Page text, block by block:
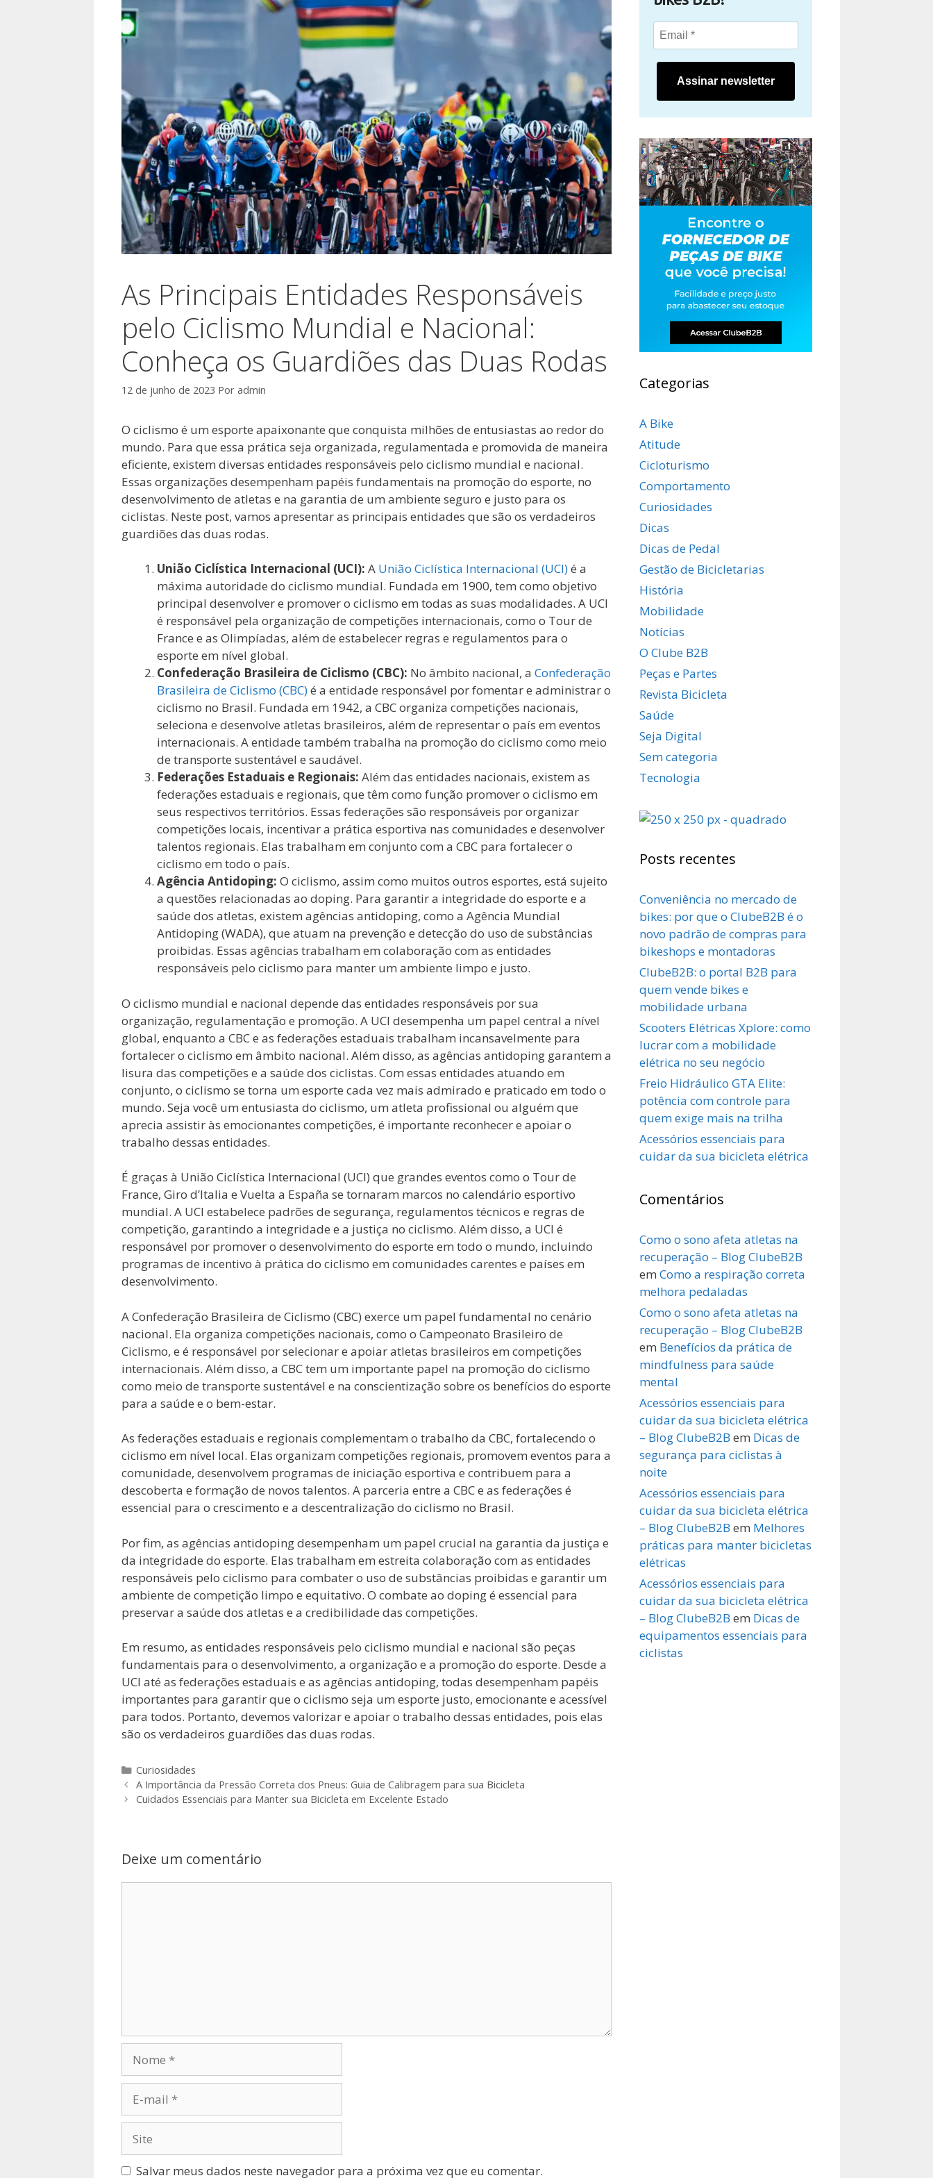
As Principais Entidades Responsáveis
pelo Ciclismo Mundial e Nacional:
Conheça os Guardiões das Duas Rodas
12 de junho de 2023 Por admin
O ciclismo é um esporte apaixonante que conquista milhões de entusiastas ao redor do
mundo. Para que essa prática seja organizada, regulamentada e promovida de maneira
eficiente, existem diversas entidades responsáveis pelo ciclismo mundial e nacional.
Essas organizações desempenham papéis fundamentais na promoção do esporte, no
desenvolvimento de atletas e na garantia de um ambiente seguro e justo para os
ciclistas. Neste post, vamos apresentar as principais entidades que são os verdadeiros
guardiões das duas rodas.
União Ciclística Internacional (UCI): AUnião Ciclística Internacional (UCI)é a
máxima autoridade do ciclismo mundial. Fundada em 1900, tem como objetivo
principal desenvolver e promover o ciclismo em todas as suas modalidades. A UCI
é responsável pela organização de competições internacionais, como o Tour de
France e as Olimpíadas, além de estabelecer regras e regulamentos para o
esporte em nível global.
Confederação Brasileira de Ciclismo (CBC): No âmbito nacional, a Confederação
Brasileira de Ciclismo (CBC)é a entidade responsável por fomentar e administrar o
ciclismo no Brasil. Fundada em 1942, a CBC organiza competições nacionais,
seleciona e desenvolve atletas brasileiros, além de representar o país em eventos
internacionais. A entidade também trabalha na promoção do ciclismo como meio
de transporte sustentável e saudável.
Federações Estaduais e Regionais: Além das entidades nacionais, existem as
federações estaduais e regionais, que têm como função promover o ciclismo em
seus respectivos territórios. Essas federações são responsáveis por organizar
competições locais, incentivar a prática esportiva nas comunidades e desenvolver
talentos regionais. Elas trabalham em conjunto com a CBC para fortalecer o
ciclismo em todo o país.
Agência Antidoping: O ciclismo, assim como muitos outros esportes, está sujeito
a questões relacionadas ao doping. Para garantir a integridade do esporte e a
saúde dos atletas, existem agências antidoping, como a Agência Mundial
Antidoping (WADA), que atuam na prevenção e detecção do uso de substâncias
proibidas. Essas agências trabalham em colaboração com as entidades
responsáveis pelo ciclismo para manter um ambiente limpo e justo.
O ciclismo mundial e nacional depende das entidades responsáveis por sua
organização, regulamentação e promoção. A UCI desempenha um papel central a nível
global, enquanto a CBC e as federações estaduais trabalham incansavelmente para
fortalecer o ciclismo em âmbito nacional. Além disso, as agências antidoping garantem a
lisura das competições e a saúde dos ciclistas. Com essas entidades atuando em
conjunto, o ciclismo se torna um esporte cada vez mais admirado e praticado em todo o
mundo. Seja você um entusiasta do ciclismo, um atleta profissional ou alguém que
aprecia assistir às emocionantes competições, é importante reconhecer e apoiar o
trabalho dessas entidades.
É graças à União Ciclística Internacional (UCI) que grandes eventos como o Tour de
France, Giro d’Italia e Vuelta a España se tornaram marcos no calendário esportivo
mundial. A UCI estabelece padrões de segurança, regulamentos técnicos e regras de
competição, garantindo a integridade e a justiça no ciclismo. Além disso, a UCI é
responsável por promover o desenvolvimento do esporte em todo o mundo, incluindo
programas de incentivo à prática do ciclismo em comunidades carentes e países em
desenvolvimento.
A Confederação Brasileira de Ciclismo (CBC) exerce um papel fundamental no cenário
nacional. Ela organiza competições nacionais, como o Campeonato Brasileiro de
Ciclismo, e é responsável por selecionar e apoiar atletas brasileiros em competições
internacionais. Além disso, a CBC tem um importante papel na promoção do ciclismo
como meio de transporte sustentável e na conscientização sobre os benefícios do esporte
para a saúde e o bem-estar.
As federações estaduais e regionais complementam o trabalho da CBC, fortalecendo o
ciclismo em nível local. Elas organizam competições regionais, promovem eventos para a
comunidade, desenvolvem programas de iniciação esportiva e contribuem para a
descoberta e formação de novos talentos. A parceria entre a CBC e as federações é
essencial para o crescimento e a descentralização do ciclismo no Brasil.
Por fim, as agências antidoping desempenham um papel crucial na garantia da justiça e
da integridade do esporte. Elas trabalham em estreita colaboração com as entidades
responsáveis pelo ciclismo para combater o uso de substâncias proibidas e garantir um
ambiente de competição limpo e equitativo. O combate ao doping é essencial para
preservar a saúde dos atletas e a credibilidade das competições.
Em resumo, as entidades responsáveis pelo ciclismo mundial e nacional são peças
fundamentais para o desenvolvimento, a organização e a promoção do esporte. Desde a
UCI até as federações estaduais e as agências antidoping, todas desempenham papéis
importantes para garantir que o ciclismo seja um esporte justo, emocionante e acessível
para todos. Portanto, devemos valorizar e apoiar o trabalho dessas entidades, pois elas
são os verdadeiros guardiões das duas rodas.
Categorias
Curiosidades
A Importância da Pressão Correta dos Pneus: Guia de Calibragem para sua Bicicleta
Cuidados Essenciais para Manter sua Bicicleta em Excelente Estado
Deixe um comentário
mail
Salvar meus dados neste navegador para a próxima vez que eu comentar.
Assinar newsletter
Categorias
A Bike
Atitude
Cicloturismo
Comportamento
Curiosidades
Dicas
Dicas de Pedal
Gestão de Bicicletarias
História
Mobilidade
Notícias
O Clube B2B
Peças e Partes
Revista Bicicleta
Saúde
Seja Digital
Sem categoria
Tecnologia
Posts recentes
Conveniência no mercado de
bikes: por que o ClubeB2B é o
novo padrão de compras para
bikeshops e montadoras
ClubeB2B: o portal B2B para
quem vende bikes e
mobilidade urbana
Scooters Elétricas Xplore: como
lucrar com a mobilidade
elétrica no seu negócio
Freio Hidráulico GTA Elite:
potência com controle para
quem exige mais na trilha
Acessórios essenciais para
cuidar da sua bicicleta elétrica
Comentários
Como o sono afeta atletas na
recuperação – Blog ClubeB2B
em Como a respiração correta
melhora pedaladas
Como o sono afeta atletas na
recuperação – Blog ClubeB2B
em Benefícios da prática de
mindfulness para saúde
mental
Acessórios essenciais para
cuidar da sua bicicleta elétrica
– Blog ClubeB2B em Dicas de
segurança para ciclistas à
noite
Acessórios essenciais para
cuidar da sua bicicleta elétrica
– Blog ClubeB2B em Melhores
práticas para manter bicicletas
elétricas
Acessórios essenciais para
cuidar da sua bicicleta elétrica
– Blog ClubeB2B em Dicas de
equipamentos essenciais para
ciclistas